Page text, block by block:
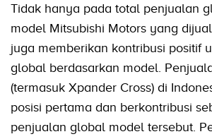
Tidak hanya pada total penjualan
model Mitsubishi Motors yang
juga memberikan kontribusi positif
global berdasarkan model.
(termasuk Xpander Cross) di
posisi pertama dan berkontribusi
penjualan global model tersebut.